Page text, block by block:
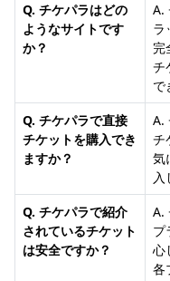
Q. チケパラはどの
ようなサイトです
か？
A.
ラ
完
チ
で
Q. チケパラで直接
チケットを購入でき
ますか？
A.
チ
気
入
Q. チケパラで紹介
されているチケット
は安全ですか？
A.
プ
心
各